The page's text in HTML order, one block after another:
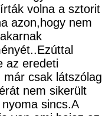
volna a sztorit
azon,hogy nem
az eredeti
csak látszólag
nem sikerült
sincs.A